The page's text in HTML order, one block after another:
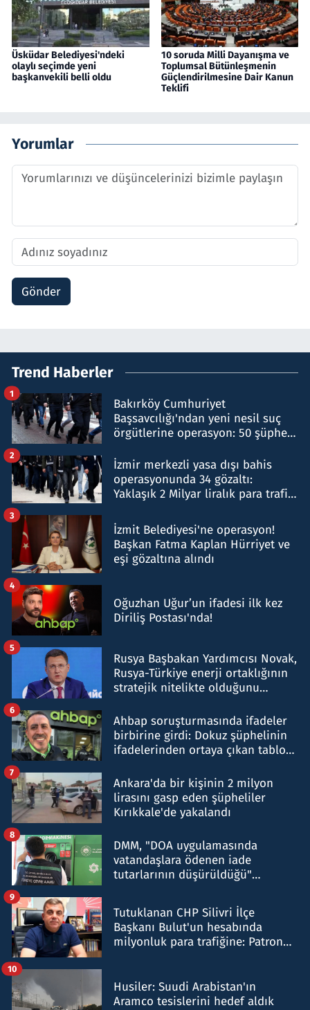
Üsküdar Belediyesi'ndeki
olaylı seçimde yeni
başkanvekili belli oldu
10 soruda Milli Dayanışma ve
Toplumsal Bütünleşmenin
Güçlendirilmesine Dair Kanun
Teklifi
Yorumlar
Gönder
Trend Haberler
Bakırköy Cumhuriyet
Başsavcılığı'ndan yeni nesil suç
örgütlerine operasyon: 50 şüpheli
1
İzmir merkezli yasa dışı bahis
operasyonunda 34 gözaltı:
Yaklaşık 2 Milyar liralık para trafiği
2
İzmit Belediyesi'ne operasyon!
Başkan Fatma Kaplan Hürriyet ve
eşi gözaltına alındı
3
Oğuzhan Uğur’un ifadesi ilk kez
Diriliş Postası'nda!
4
Rusya Başbakan Yardımcısı Novak,
Rusya-Türkiye enerji ortaklığının
stratejik nitelikte olduğunu
5
Ahbap soruşturmasında ifadeler
birbirine girdi: Dokuz şüphelinin
ifadelerinden ortaya çıkan tablo
6
Ankara'da bir kişinin 2 milyon
lirasını gasp eden şüpheliler
Kırıkkale'de yakalandı
7
DMM, "DOA uygulamasında
vatandaşlara ödenen iade
tutarlarının düşürüldüğü"
8
Tutuklanan CHP Silivri İlçe
Başkanı Bulut'un hesabında
milyonluk para trafiğine: Patron
9
Husiler: Suudi Arabistan'ın
Aramco tesislerini hedef aldık
10